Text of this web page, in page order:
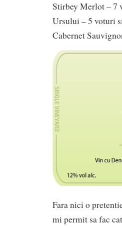
Stirbey Merlot – 7
Ursului – 5 voturi
Cabernet
Fara nici o
mi permit sa fac